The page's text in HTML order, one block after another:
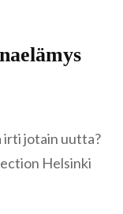
irti jotain uutta?
Helsinki